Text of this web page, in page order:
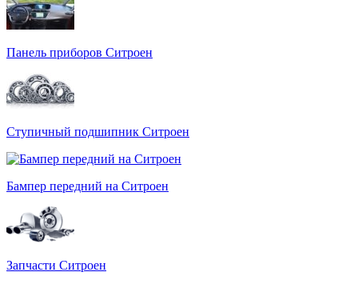
Панель приборов Ситроен
Ступичный подшипник Ситроен
Бампер передний на Ситроен
Запчасти Ситроен